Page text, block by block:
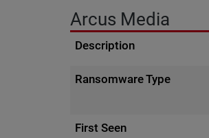
Arcus Media
Description
Ransomware Type
First Seen